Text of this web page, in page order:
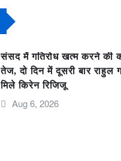
संसद में गतिरोध खत्म करने की
तेज, दो दिन में दूसरी बार राहुल
मिले किरेन रिजिजू
Aug 6, 2026